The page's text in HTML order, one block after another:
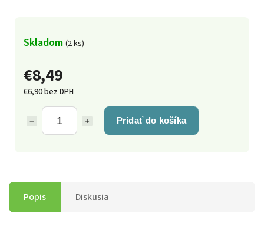
€8,49
€6,90 bez DPH
+
− Pridať do košíka
Skladom (2 ks)
Popis Diskusia